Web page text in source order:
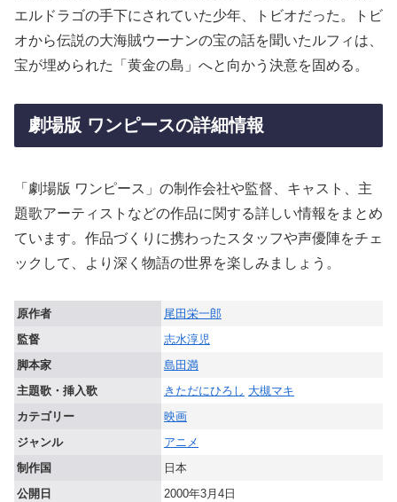
エルドラゴの手下にされていた少年、トビオだった。トビ
オから伝説の大海賊ウーナンの宝の話を聞いたルフィは、
宝が埋められた「黄金の島」へと向かう決意を固める。
劇場版 ワンピースの詳細情報
「劇場版 ワンピース」の制作会社や監督、キャスト、主
題歌アーティストなどの作品に関する詳しい情報をまとめ
ています。作品づくりに携わったスタッフや声優陣をチェ
ックして、より深く物語の世界を楽しみましょう。
原作者
尾田栄一郎
監督
志水淳児
脚本家
島田満
主題歌・挿入歌
きただにひろし 大槻マキ
カテゴリー
映画
ジャンル
アニメ
制作国
日本
公開日
2000年3月4日